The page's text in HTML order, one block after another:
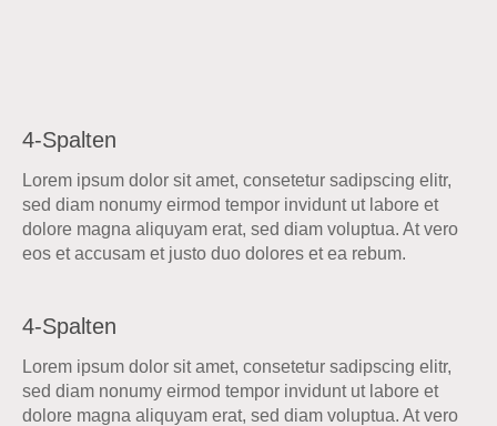
4-Spalten
Lorem ipsum dolor sit amet, consetetur sadipscing elitr,
sed diam nonumy eirmod tempor invidunt ut labore et
dolore magna aliquyam erat, sed diam voluptua. At vero
eos et accusam et justo duo dolores et ea rebum.
4-Spalten
Lorem ipsum dolor sit amet, consetetur sadipscing elitr,
sed diam nonumy eirmod tempor invidunt ut labore et
dolore magna aliquyam erat, sed diam voluptua. At vero